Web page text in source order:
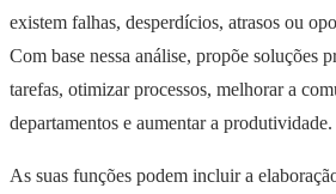
existem falhas, desperdícios, atrasos ou
Com base nessa análise, propõe soluções
tarefas, otimizar processos, melhorar a
departamentos e aumentar a produtividade.
As suas funções podem incluir a